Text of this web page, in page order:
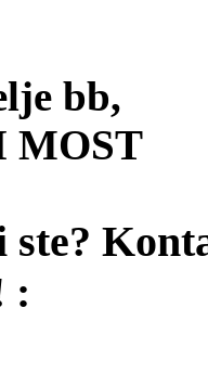
bb,
MOST
ste?
: